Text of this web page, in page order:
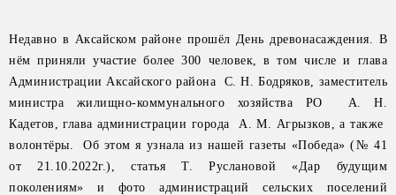
Недавно в Аксайском районе прошёл День древонасаждения. В
нём приняли участие более 300 человек, в том числе и глава
Администрации Аксайского района С. Н. Бодряков, заместитель
министра жилищно-коммунального хозяйства РО А. Н.
Кадетов, глава администрации города А. М. Агрызков, а также
волонтёры. Об этом я узнала из нашей газеты «Победа» (№ 41
от 21.10.2022г.), статья Т. Руслановой «Дар будущим
поколениям» и фото администраций сельских поселений